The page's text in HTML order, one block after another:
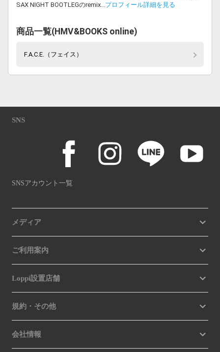
SAX NIGHT BOOTLEGのremix...プロフィール詳細を見る
商品一覧(HMV&BOOKS online)
F.A.C.E.（フェイス）
SNS
SNSアカウント一覧
メディア
ご利用案内
Loppi設置店舗
規約・その他
会社情報